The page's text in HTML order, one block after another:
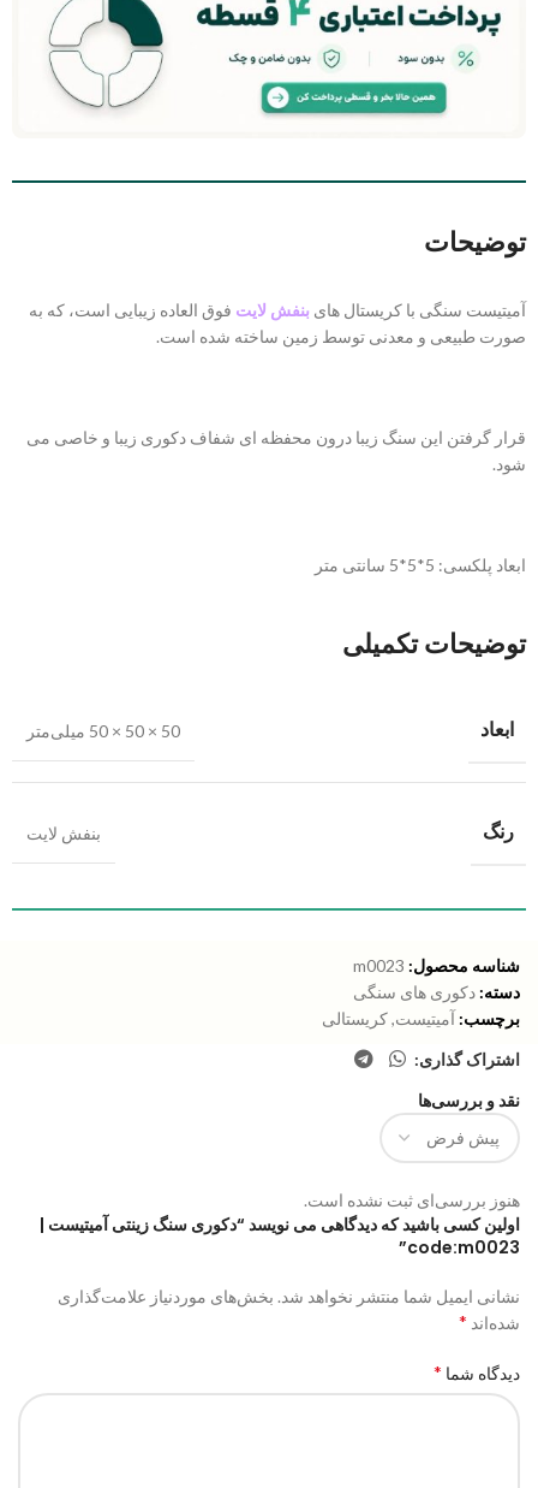
توضیحات
آمیتیست سنگی با کریستال های بنفش لایت فوق العاده زیبایی است، که به
صورت طبیعی و معدنی توسط زمین ساخته شده است.
قرار گرفتن این سنگ زیبا درون محفظه ای شفاف دکوری زیبا و خاصی می
شود.
ابعاد پلکسی: 5*5*5 سانتی متر
توضیحات تکمیلی
ابعاد 50 × 50 × 50 میلی‌متر
رنگ بنفش لایت
شناسه محصول: m0023
دسته: دکوری های سنگی
برچسب: آمیتیست,کریستالی
اشتراک گذاری:
نقد و بررسی‌ها
هنوز بررسی‌ای ثبت نشده است.
اولین کسی باشید که دیدگاهی می نویسد “دکوری سنگ زینتی آمیتیست |
code:m0023”
نشانی ایمیل شما منتشر نخواهد شد. بخش‌های موردنیاز علامت‌گذاری
شده‌اند *
دیدگاه شما *